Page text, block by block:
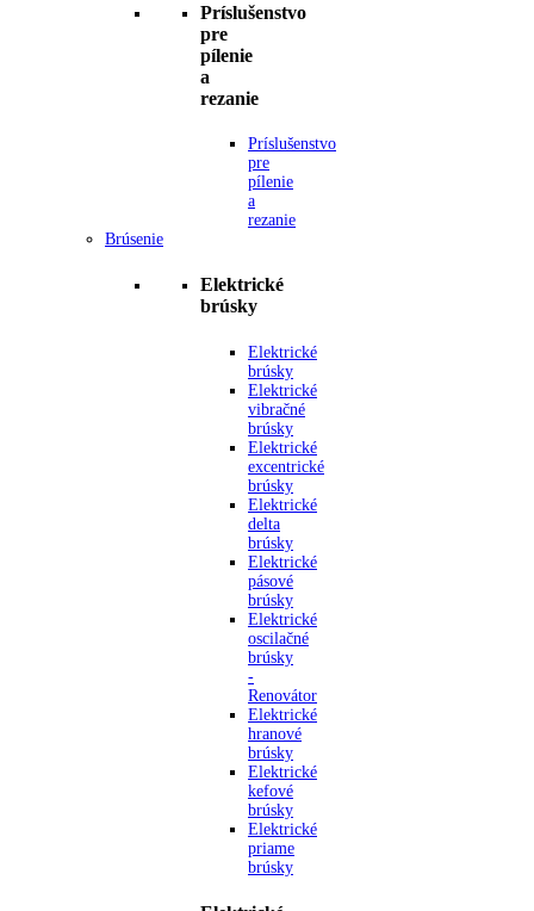
Príslušenstvo
pre
pílenie
a
rezanie
Príslušenstvo
pre
pílenie
a
rezanie
Brúsenie
Elektrické
brúsky
Elektrické
brúsky
Elektrické
vibračné
brúsky
Elektrické
excentrické
brúsky
Elektrické
delta
brúsky
Elektrické
pásové
brúsky
Elektrické
oscilačné
brúsky
-
Renovátor
Elektrické
hranové
brúsky
Elektrické
kefové
brúsky
Elektrické
priame
brúsky